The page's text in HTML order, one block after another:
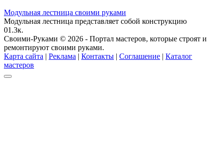
Модульная лестница своими руками
Модульная лестница представляет собой конструкцию
01.3к.
Своими-Руками © 2026 - Портал мастеров, которые строят и
ремонтируют своими руками.
Карта сайта | Реклама | Контакты | Соглашение | Каталог
мастеров